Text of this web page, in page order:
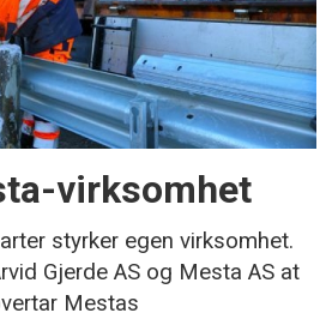
virksomhet
styrker egen virksomhet.
Gjerde AS og Mesta AS at
Mestas